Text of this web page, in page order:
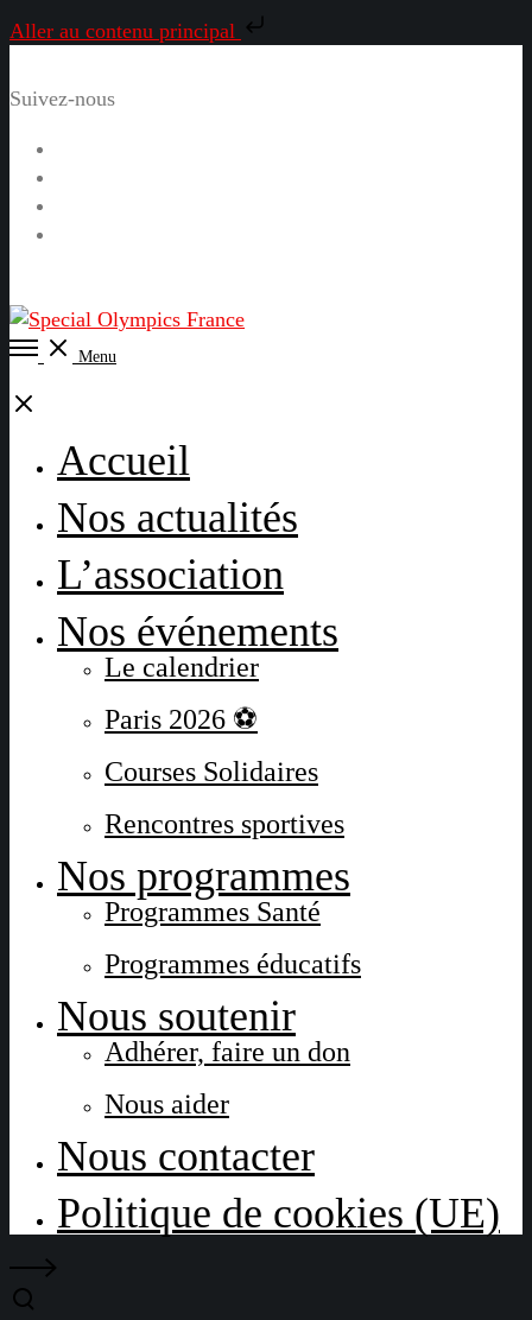
Aller au contenu principal
Suivez-nous
Open
Menu
Close
Accueil
Nos actualités
L’association
Nos événements
Le calendrier
Paris 2026 ⚽
Courses Solidaires
Rencontres sportives
Nos programmes
Programmes Santé
Programmes éducatifs
Nous soutenir
Adhérer, faire un don
Nous aider
Nous contacter
Politique de cookies (UE)